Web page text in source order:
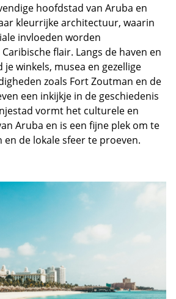
hoofdstad van Aruba en
kleurrijke architectuur, waarin
invloeden worden
flair. Langs de haven en
winkels, musea en gezellige
zoals Fort Zoutman en de
een inkijkje in de geschiedenis
vormt het culturele en
Aruba en is een fijne plek om te
de lokale sfeer te proeven.